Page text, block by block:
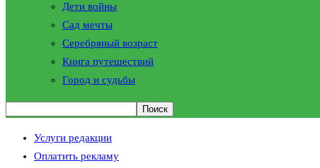
Дети войны
Сад мечты
Серебряный возраст
Книга путешествий
Город и судьбы
Услуги редакции
Оплатить рекламу